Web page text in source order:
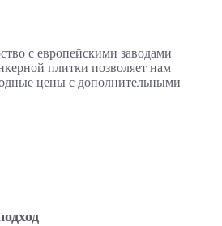
с европейскими заводами
плитки позволяет нам
цены с дополнительными